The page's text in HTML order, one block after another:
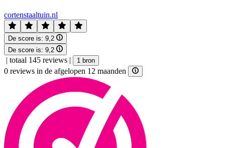
cortenstaaltuin.nl
De score is: 9,2
De score is: 9,2
| totaal 145 reviews | 1 bron
0 reviews in de afgelopen 12 maanden